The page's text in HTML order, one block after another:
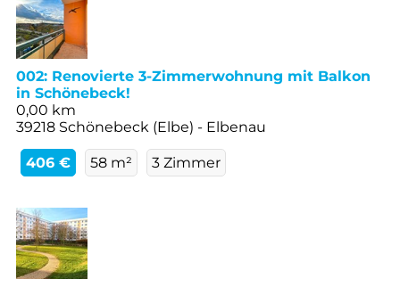
002: Renovierte 3-Zimmerwohnung mit Balkon
in Schönebeck!
0,00 km
39218 Schönebeck (Elbe) - Elbenau
406 € 58 m² 3 Zimmer